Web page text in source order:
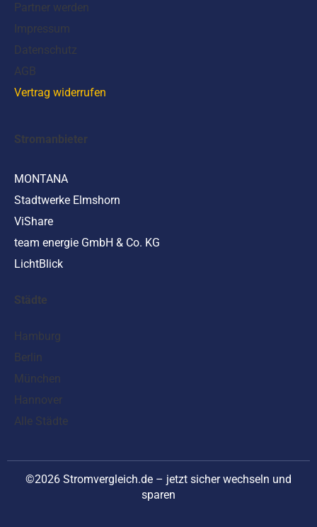
Partner werden
Impressum
Datenschutz
AGB
Vertrag widerrufen
Stromanbieter
MONTANA
Stadtwerke Elmshorn
ViShare
team energie GmbH & Co. KG
LichtBlick
Städte
Hamburg
Berlin
München
Hannover
Alle Städte
©2026 Stromvergleich.de – jetzt sicher wechseln und
sparen